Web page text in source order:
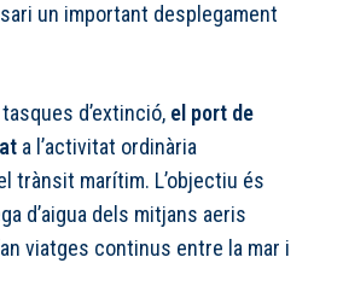
un important desplegament
d’extinció, el port de
a l’activitat ordinària
trànsit marítim. L’objectiu és
d’aigua dels mitjans aeris
viatges continus entre la mar i